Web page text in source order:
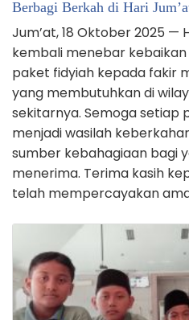
Berbagi Berkah di Hari
Jum’at, 18 Oktober 2025 —
kembali menebar
paket fidyiah kepada fakir
yang membutuhkan di
sekitarnya. Semoga setiap
menjadi wasilah
sumber kebahagiaan bagi
menerima. Terima kasih
telah mempercayakan